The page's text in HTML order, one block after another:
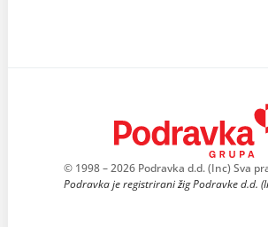
© 1998 – 2026 Podravka d.d. (Inc) Sva
Podravka je registrirani žig Podravke d.d.